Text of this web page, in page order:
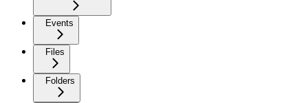
Events
Files
Folders